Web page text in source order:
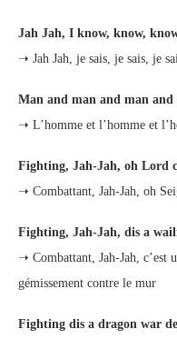
Jah Jah, I know, know,
➝ Jah Jah, je sais, je sais, je
Man and man and man and
➝ L’homme et l’homme et
Fighting, Jah-Jah, oh Lord
➝ Combattant, Jah-Jah, oh
Fighting, Jah-Jah, dis a
➝ Combattant, Jah-Jah, c’est
gémissement contre le mur
Fighting dis a dragon war